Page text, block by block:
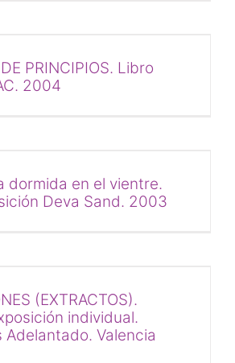
PRINCIPIOS. Libro
2004
dormida en el vientre.
Deva Sand. 2003
(EXTRACTOS).
individual.
Adelantado. Valencia